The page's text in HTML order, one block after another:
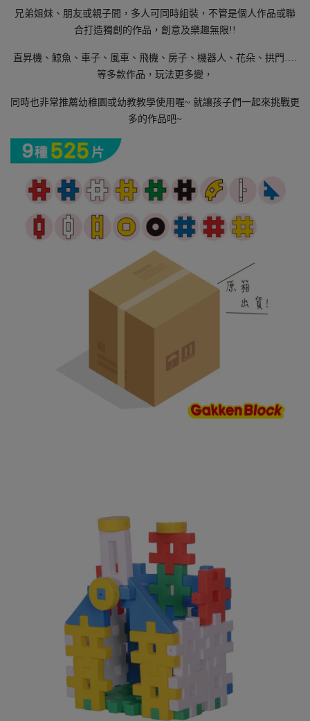
兄弟姐妹、朋友或親子間，多人可同時組裝，不管是個人作品或聯
合打造獨創的作品，創意及樂趣無限!!
直昇機、鯨魚、車子、風車、飛機、房子、機器人、花朵、拱門….
等多款作品，玩法更多變，
同時也非常推薦幼稚園或幼教教學使用喔~ 就讓孩子們一起來挑戰更
多的作品吧~